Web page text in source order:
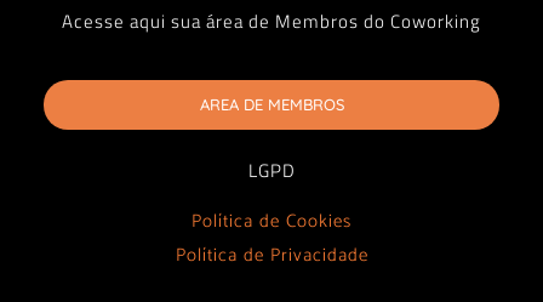
Acesse aqui sua área de Membros do Coworking
AREA DE MEMBROS
LGPD
Política de Cookies
Política de Privacidade